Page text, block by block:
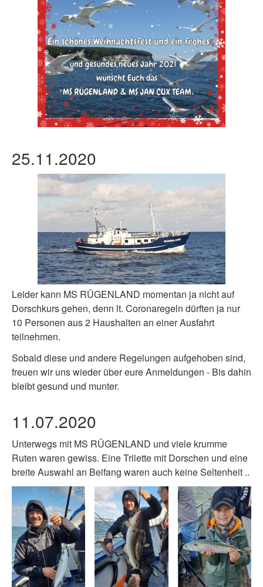
25.11.2020
Leider kann MS RÜGENLAND momentan ja nicht auf
Dorschkurs gehen, denn lt. Coronaregeln dürften ja nur
10 Personen aus 2 Haushalten an einer Ausfahrt
teilnehmen.
Sobald diese und andere Regelungen aufgehoben sind,
freuen wir uns wieder über eure Anmeldungen - Bis dahin
bleibt gesund und munter.
11.07.2020
Unterwegs mit MS RÜGENLAND und viele krumme
Ruten waren gewiss. Eine Trilette mit Dorschen und eine
breite Auswahl an Beifang waren auch keine Seltenheit ..